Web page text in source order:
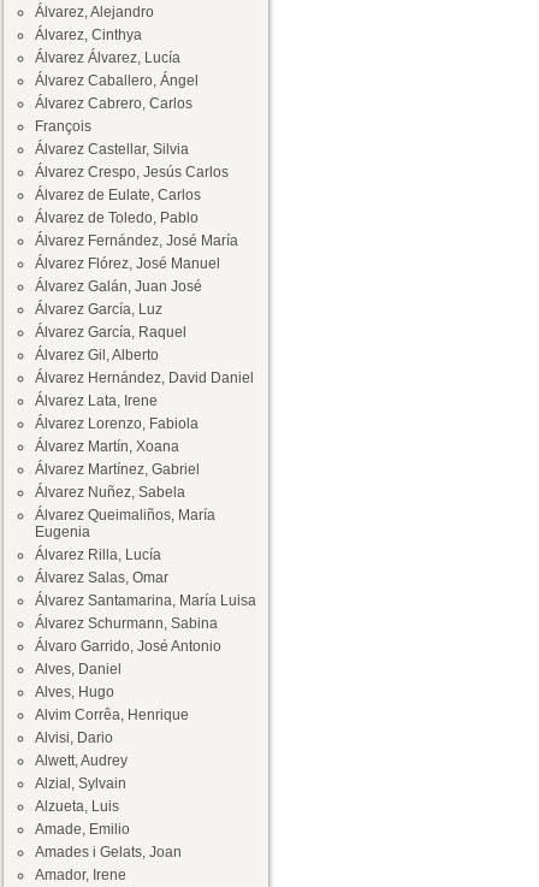
Álvarez, Alejandro
Álvarez, Cinthya
Álvarez Álvarez, Lucía
Álvarez Caballero, Ángel
Álvarez Cabrero, Carlos
François
Álvarez Castellar, Silvia
Álvarez Crespo, Jesús Carlos
Álvarez de Eulate, Carlos
Álvarez de Toledo, Pablo
Álvarez Fernández, José María
Álvarez Flórez, José Manuel
Álvarez Galán, Juan José
Álvarez García, Luz
Álvarez García, Raquel
Álvarez Gil, Alberto
Álvarez Hernández, David Daniel
Álvarez Lata, Irene
Álvarez Lorenzo, Fabiola
Álvarez Martín, Xoana
Álvarez Martínez, Gabriel
Álvarez Nuñez, Sabela
Álvarez Queimaliños, María
Eugenia
Álvarez Rilla, Lucía
Álvarez Salas, Omar
Álvarez Santamarina, María Luisa
Álvarez Schurmann, Sabina
Álvaro Garrido, José Antonio
Alves, Daniel
Alves, Hugo
Alvim Corrêa, Henrique
Alvisi, Dario
Alwett, Audrey
Alzial, Sylvain
Alzueta, Luis
Amade, Emilio
Amades i Gelats, Joan
Amador, Irene